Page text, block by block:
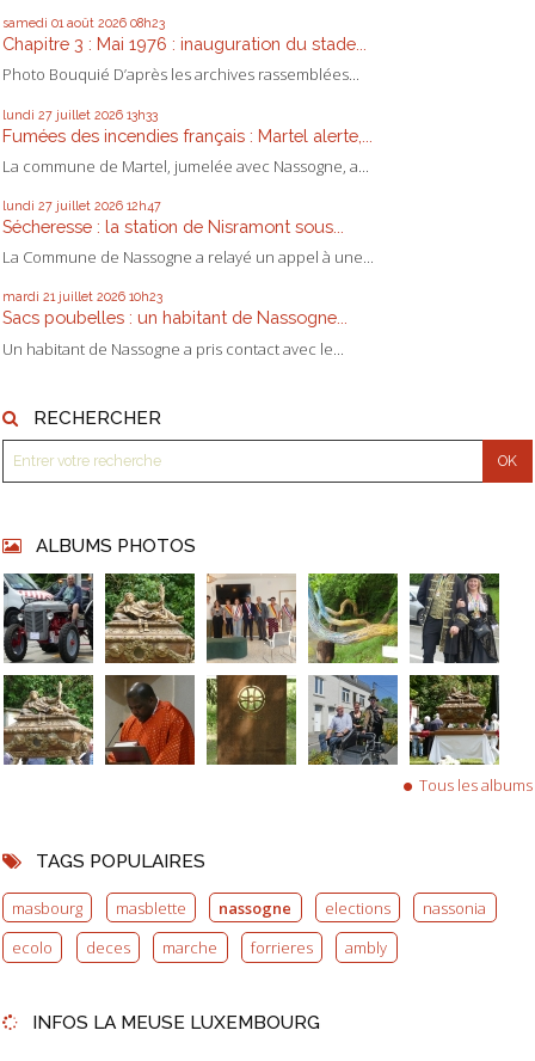
samedi 01 août 2026 08h23
Chapitre 3 : Mai 1976 : inauguration du stade...
Photo Bouquié D’après les archives rassemblées...
lundi 27 juillet 2026 13h33
Fumées des incendies français : Martel alerte,...
La commune de Martel, jumelée avec Nassogne, a...
lundi 27 juillet 2026 12h47
Sécheresse : la station de Nisramont sous...
La Commune de Nassogne a relayé un appel à une...
mardi 21 juillet 2026 10h23
Sacs poubelles : un habitant de Nassogne...
Un habitant de Nassogne a pris contact avec le...
RECHERCHER
ALBUMS PHOTOS
Tous les albums
TAGS POPULAIRES
masbourg masblette nassogne elections
nassonia
ecolo
deces marche forrieres ambly
INFOS LA MEUSE LUXEMBOURG